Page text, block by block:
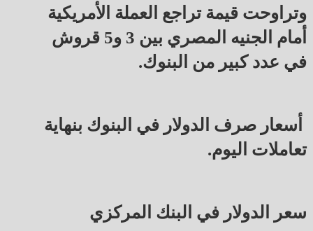
وتراوحت قيمة تراجع العملة الأمريكية
أمام الجنيه المصري بين 3 و5 قروش
في عدد كبير من البنوك.
أسعار صرف الدولار في البنوك بنهاية
تعاملات اليوم.
سعر الدولار في البنك المركزي